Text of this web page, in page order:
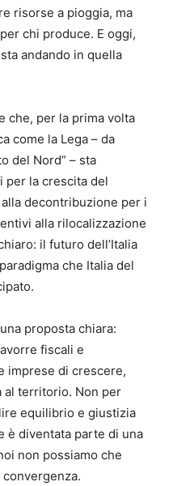
risorse a pioggia, ma
chi produce. E oggi,
andando in quella
che, per la prima volta
come la Lega – da
del Nord” – sta
per la crescita del
decontribuzione per i
alla rilocalizzazione
il futuro dell’Italia
che Italia del
proposta chiara:
fiscali e
imprese di crescere,
territorio. Non per
equilibrio e giustizia
è diventata parte di una
non possiamo che